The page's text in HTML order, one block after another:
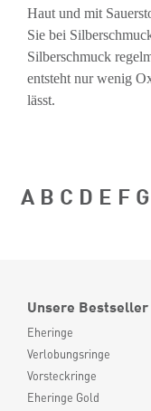
Haut und mit
Sie bei
Silberschmuck
entsteht nur wenig
lässt.
A B C D E F G
Unsere Bestseller
Eheringe
Verlobungsringe
Vorsteckringe
Eheringe Gold